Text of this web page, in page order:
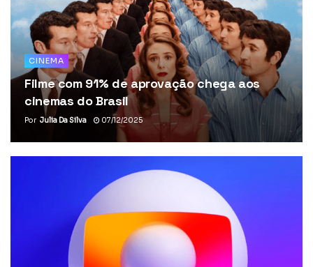
CINEMA
Filme com 91% de aprovação chega aos
cinemas do Brasil
Por Julia Da Silva 07/12/2025